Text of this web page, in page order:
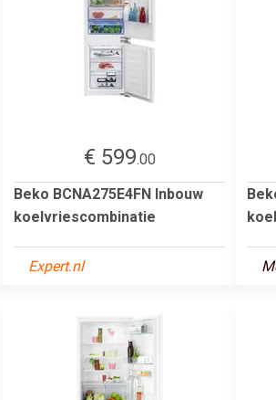
€ 599.00
Beko BCNA275E4FN Inbouw
koelvriescombinatie
Expert.nl